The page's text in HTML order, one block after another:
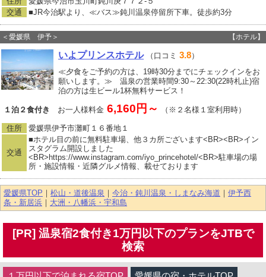
交通
■JR今治駅より、≪バス≫鈍川温泉停留所下車。徒歩約3分
＜愛媛県 伊予＞ 【ホテル】
いよプリンスホテル （口コミ 3.8）
≪夕食をご予約の方は、19時30分までにチェックインをお
願いします。≫ 温泉の営業時間9:30～22:30(22時札止)宿
泊の方は生ビール1杯無料サービス！
１泊２食付き お一人様料金 6,160円～ （※２名様１室利用時）
住所 愛媛県伊予市灘町１６番地１
交通
■ホテル目の前に無料駐車場、他３カ所ございます<BR><BR>イン
スタグラム開設しました
<BR>https://www.instagram.com/iyo_princehotel/<BR>駐車場の場
所・施設情報・近隣グルメ情報、載せております
愛媛県TOP ｜ 松山・道後温泉 ｜ 今治・鈍川温泉・しまなみ海道 ｜ 伊予西
条・新居浜 ｜ 大洲・八幡浜・宇和島
[PR] 温泉宿2食付き1万円以下のプランをJTBで
検索